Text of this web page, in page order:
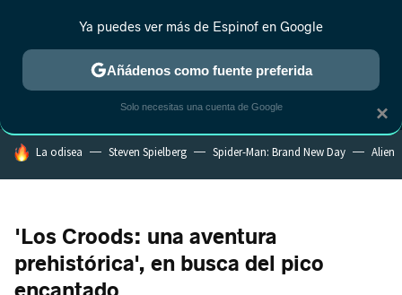
MENÚ NUEVO
ESTRENOS REALITY ANIME RANKINGS CINE
HOY SE HABLA DE
La odisea Steven Spielberg Spider-Man: Brand New Day Alien
'Los Croods: una aventura
prehistórica', en busca del pico
×
Ya puedes ver más de Espinof en Google
Añádenos como fuente preferida
Solo necesitas una cuenta de Google